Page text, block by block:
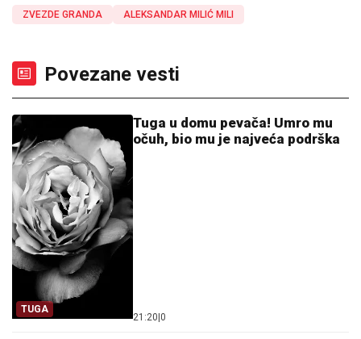
ZVEZDE GRANDA ALEKSANDAR MILIĆ MILI
Povezane vesti
TUGA
Tuga u domu pevača! Umro mu
očuh, bio mu je najveća podrška
21:20|0